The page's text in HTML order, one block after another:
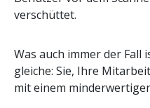
verschüttet.
Was auch immer der Fall
gleiche: Sie, Ihre
mit einem